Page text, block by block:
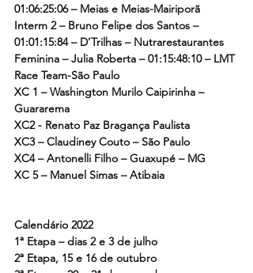
01:06:25:06 – Meias e Meias-Mairiporã
Interm 2 – Bruno Felipe dos Santos –
01:01:15:84 – D’Trilhas – Nutrarestaurantes
Feminina – Julia Roberta – 01:15:48:10 – LMT
Race Team-São Paulo
XC 1 – Washington Murilo Caipirinha –
Guararema
XC2 - Renato Paz Bragança Paulista
XC3 – Claudiney Couto – São Paulo
XC4 – Antonelli Filho – Guaxupé – MG
XC 5 – Manuel Simas – Atibaia
Calendário 2022
1ª Etapa – dias 2 e 3 de julho
2ª Etapa, 15 e 16 de outubro